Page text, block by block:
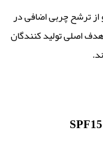
از ترشح چربی اضافی در
اصلی تولید کنندگان